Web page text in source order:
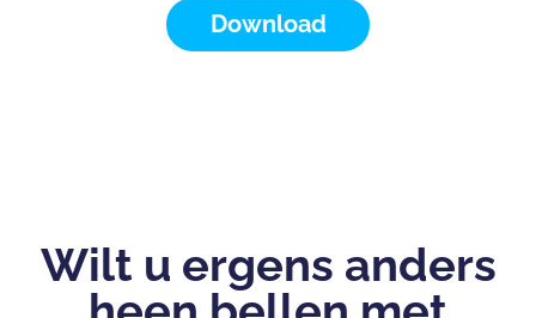
Download
Wilt u ergens anders